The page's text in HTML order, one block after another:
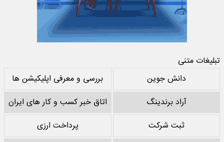
تبلیغات متنی
دانش جوین
بررسی و معرفی اپلیکیشن ها
آراد برندینگ
اتاق خبر کسب و کار های ایران
ثبت شرکت
پرداخت ارزی